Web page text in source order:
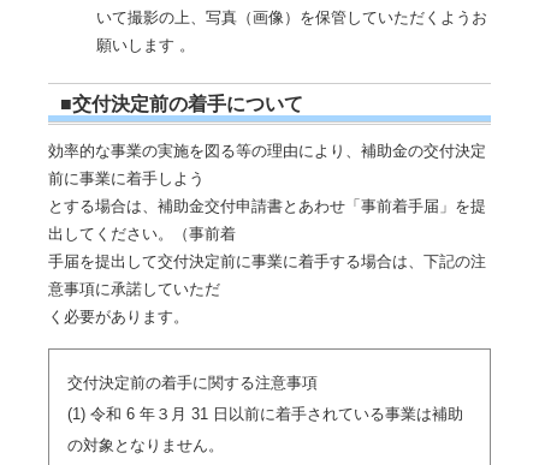
いて撮影の上、写真（画像）を保管していただくようお
願いします 。
■交付決定前の着手について
効率的な事業の実施を図る等の理由により、補助金の交付決定
前に事業に着手しよう
とする場合は、補助金交付申請書とあわせ「事前着手届」を提
出してください。（事前着
手届を提出して交付決定前に事業に着手する場合は、下記の注
意事項に承諾していただ
く必要があります。
交付決定前の着手に関する注意事項
(1) 令和 6 年３月 31 日以前に着手されている事業は補助
の対象となりません。